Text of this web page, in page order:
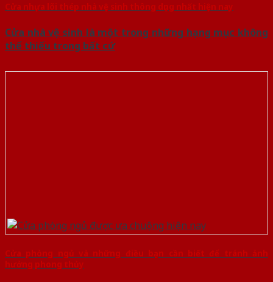
Cửa nhựa lõi thép nhà vệ sinh thông dụng nhất hiện nay
Cửa nhà vệ sinh là một trong những hạng mục không
thể thiếu trong bất cứ
Cửa phòng ngủ và những điều bạn cần biết để tránh ảnh
hưởng phong thủy